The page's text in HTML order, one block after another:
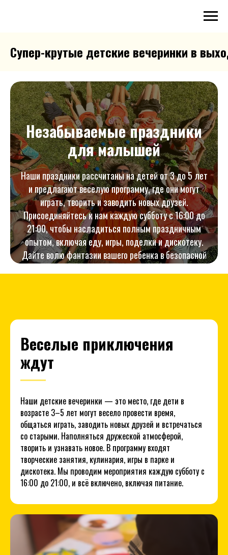
Супер-крутые детские вечеринки в
Незабываемые праздники
для малышей
Наши праздники рассчитаны на детей от 3 до 5 лет
и предлагают веселую программу, где они могут
играть, творить и заводить новых друзей.
Присоединяйтесь к нам каждую субботу с 16:00 до
21:00, чтобы насладиться полным праздничным
опытом, включая еду, игры, поделки и дискотеку.
Дайте волю фантазии вашего ребенка в безопасной
и контролируемой обстановке.
Веселые приключения
ждут
Наши детские вечеринки — это место, где дети в
возрасте 3–5 лет могут весело провести время,
общаться играть, заводить новых друзей и встречаться
со старыми. Наполняться дружеской атмосферой,
творить и узнавать новое. В программу входят
творческие занятия, кулинария, игры в парке и
дискотека. Мы проводим мероприятия каждую субботу с
16:00 до 21:00, и всё включено, включая питание.